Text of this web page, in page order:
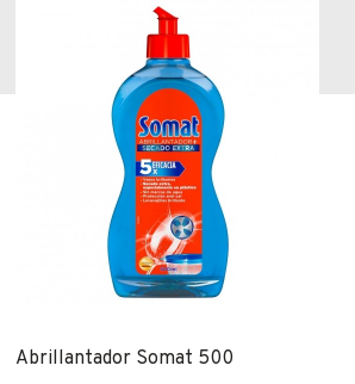
Abrillantador Somat 500